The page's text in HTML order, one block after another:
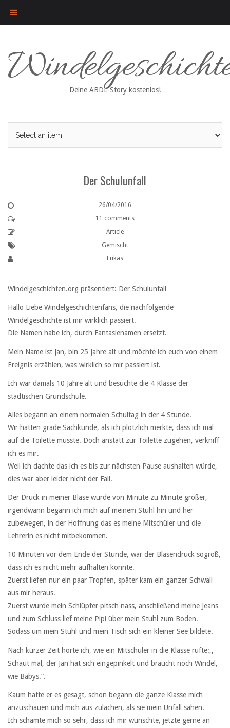
content
Deine ABDL-Story kostenlos!
Der Schulunfall
26/04/2016
11 comments
Article
Gemischt
Lukas
Windelgeschichten.org präsentiert: Der Schulunfall
Hallo Liebe Windelgeschichtenfans, die nachfolgende
Windelgeschichte ist mir wirklich passiert.
Die Namen habe ich, durch Fantasienamen ersetzt.
Mein Name ist Jan, bin 25 Jahre alt und möchte ich euch von einem
Ereignis erzählen, was wirklich so mir passiert ist.
Ich war damals 10 Jahre alt und besuchte die 4 Klasse der
städtischen Grundschule.
Alles begann an einem normalen Schultag in der 4 Stunde.
Wir hatten grade Sachkunde, als ich plötzlich merkte, dass ich mal
auf die Toilette musste. Doch anstatt zur Toilette zugehen, verkniff
ich es mir.
Weil ich dachte das ich es bis zur nächsten Pause aushalten würde,
dies war aber leider nicht der Fall.
Der Druck in meiner Blase wurde von Minute zu Minute größer,
irgendwann begann ich mich auf meinem Stuhl hin und her
zubewegen, in der Hoffnung das es meine Mitschüler und die
Lehrerin es nicht mitbekommen.
10 Minuten vor dem Ende der Stunde, war der Blasendruck sogroß,
dass ich es nicht mehr aufhalten konnte.
Zuerst liefen nur ein paar Tropfen, später kam ein ganzer Schwall
aus mir heraus.
Zuerst wurde mein Schlüpfer pitsch nass, anschließend meine Jeans
und zum Schluss lief meine Pipi über mein Stuhl zum Boden.
Sodass um mein Stuhl und mein Tisch sich ein kleiner See bildete.
Nach kurzer Zeit hörte ich, wie ein Mitschüler in die Klasse rufte:,,
Schaut mal, der Jan hat sich eingepinkelt und braucht noch Windel,
wie Babys.“.
Kaum hatte er es gesagt, schon begann die ganze Klasse mich
anzuschauen und mich aus zulachen, als sie mein Unfall sahen.
Ich schämte mich so sehr, dass ich mir wünschte, jetzte gerne an